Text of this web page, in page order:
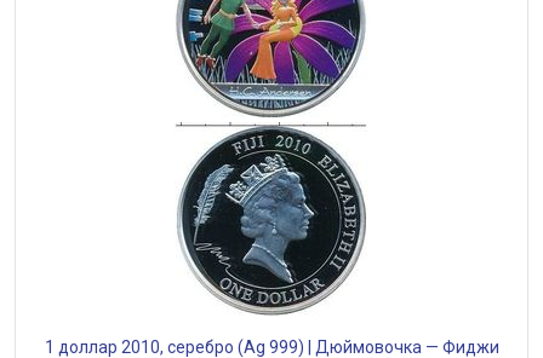
1 доллар 2010, серебро (Ag 999) | Дюймовочка — Фиджи